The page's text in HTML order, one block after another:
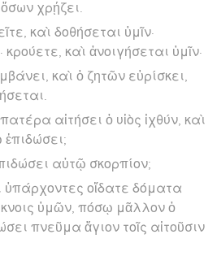
χρῄζει.
καὶ δοθήσεται ὑμῖν·
κρούετε, καὶ ἀνοιγήσεται ὑμῖν·
καὶ ὁ ζητῶν εὑρίσκει,
αἰτήσει ὁ υἱὸς ἰχθύν, καὶ
ἐπιδώσει;
αὐτῷ σκορπίον;
ὑπάρχοντες οἴδατε δόματα
ὑμῶν, πόσῳ μᾶλλον ὁ
πνεῦμα ἅγιον τοῖς αἰτοῦσιν